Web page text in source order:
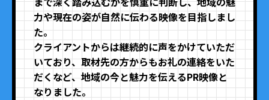
力や現在の姿が自然に伝わる映像を目指しまし
た。
クライアントからは継続的に声をかけていただ
いており、取材先の方からもお礼の連絡をいた
だくなど、地域の今と魅力を伝えるPR映像と
なりました。